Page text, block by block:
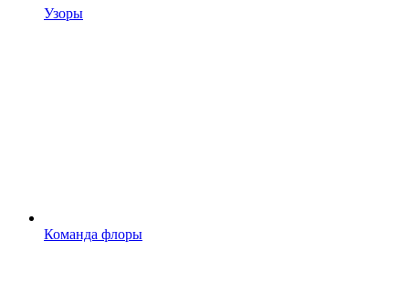
Узоры
Команда флоры